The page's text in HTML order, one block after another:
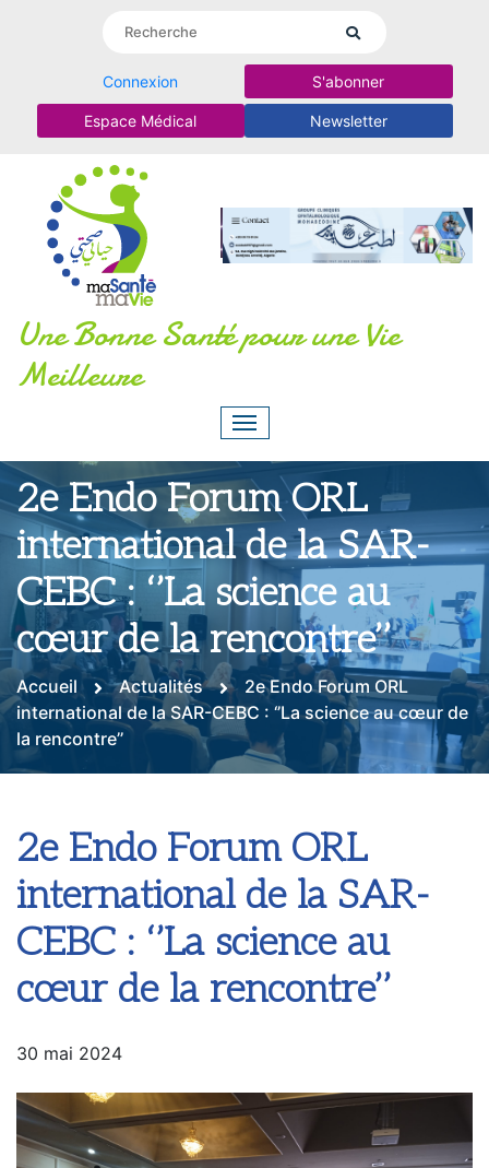
Connexion S'abonner
Espace Médical Newsletter
Une Bonne Santé pour une Vie
Meilleure
2e Endo Forum ORL
international de la SAR-
CEBC : ‘’La science au
cœur de la rencontre’’
Accueil Actualités
2e Endo Forum ORL
international de la SAR-CEBC : ‘’La science au cœur de
la rencontre’’
2e Endo Forum ORL
international de la SAR-
CEBC : ‘’La science au
cœur de la rencontre’’
30 mai 2024